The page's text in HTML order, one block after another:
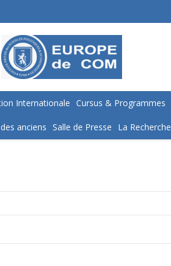
Internationale Cursus & Programmes
anciens Salle de Presse La Recherche